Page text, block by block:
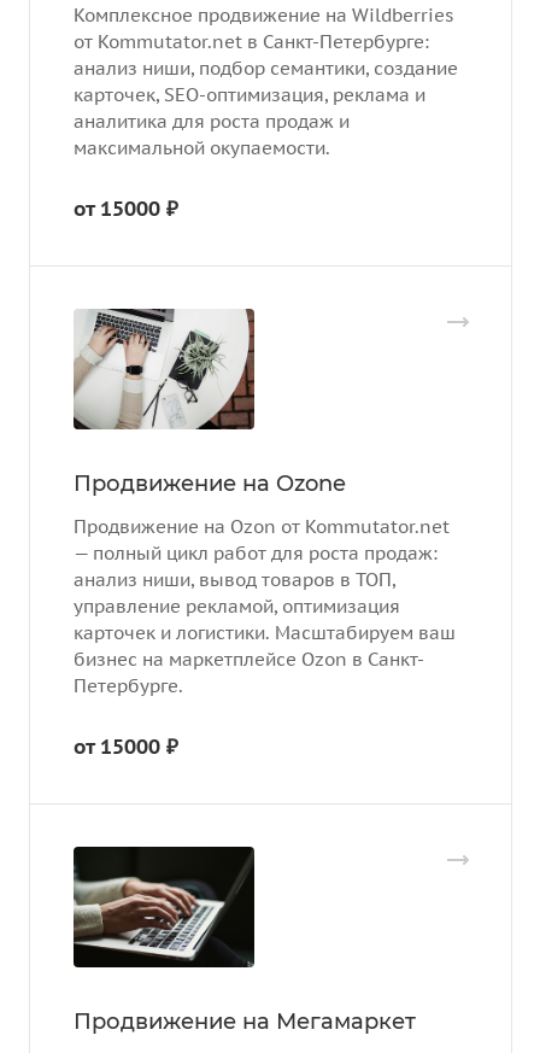
Комплексное продвижение на Wildberries
от Kommutator.net в Санкт-Петербурге:
анализ ниши, подбор семантики, создание
карточек, SEO-оптимизация, реклама и
аналитика для роста продаж и
максимальной окупаемости.
от 15000 ₽
Продвижение на Ozone
Продвижение на Ozon от Kommutator.net
— полный цикл работ для роста продаж:
анализ ниши, вывод товаров в ТОП,
управление рекламой, оптимизация
карточек и логистики. Масштабируем ваш
бизнес на маркетплейсе Ozon в Санкт-
Петербурге.
от 15000 ₽
Продвижение на Мегамаркет